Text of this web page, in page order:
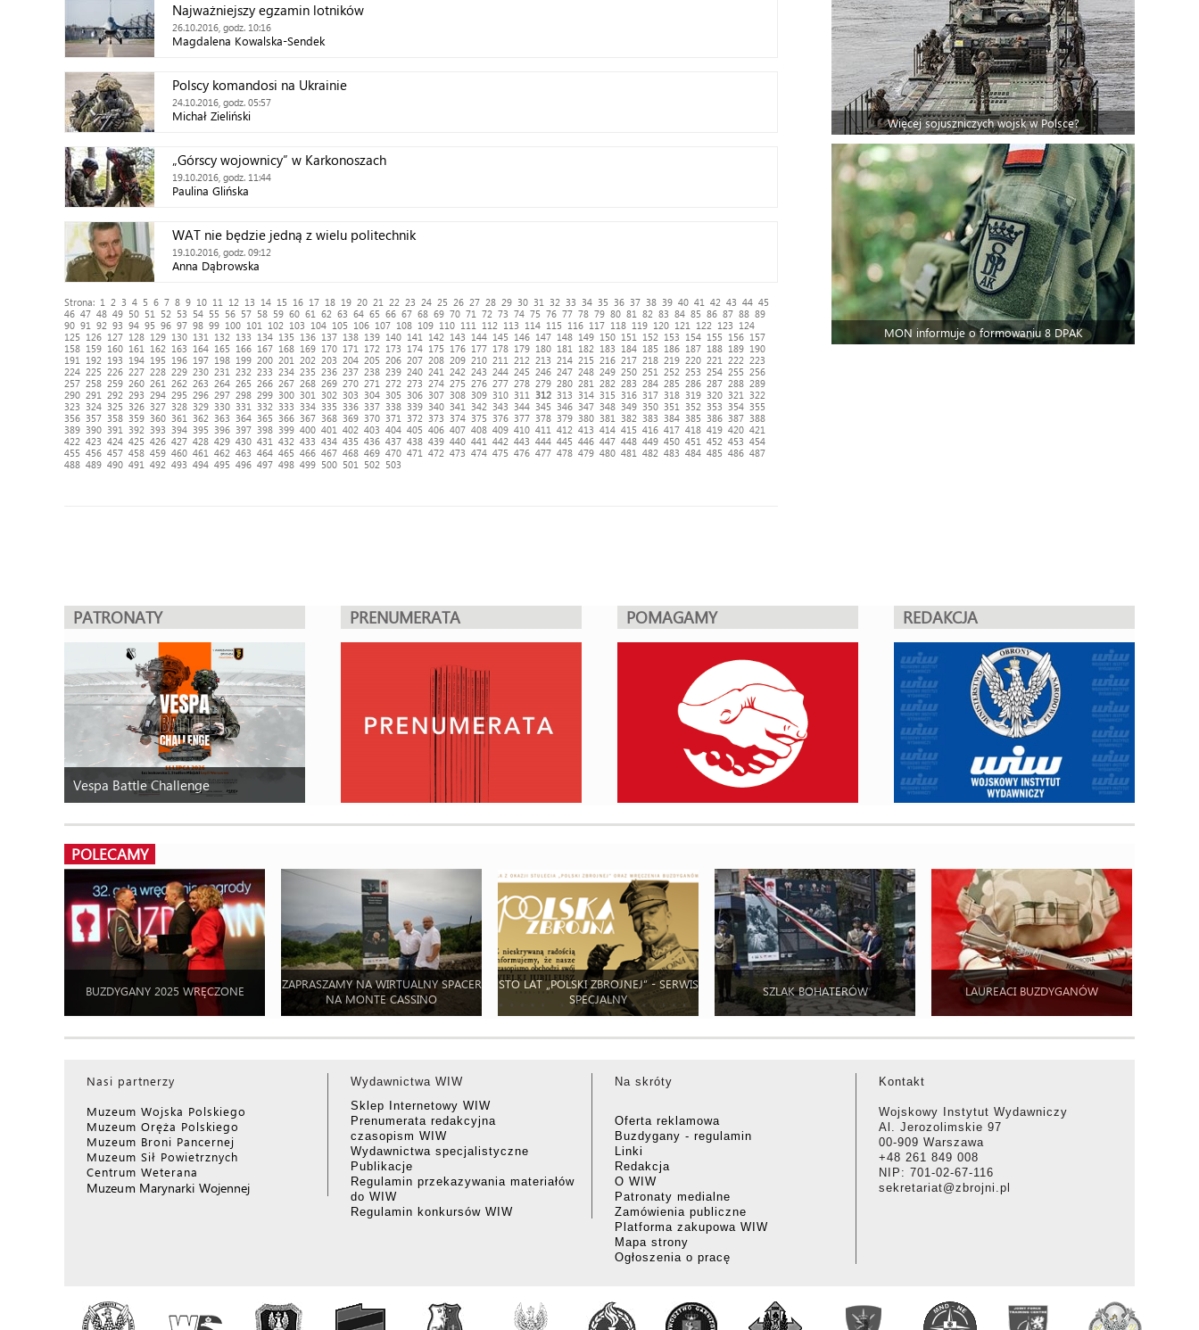
Najważniejszy egzamin lotników
26.10.2016, godz. 10:16
Magdalena Kowalska-Sendek
Polscy komandosi na Ukrainie
24.10.2016, godz. 05:57
Michał Zieliński
„Górscy wojownicy” w Karkonoszach
19.10.2016, godz. 11:44
Paulina Glińska
WAT nie będzie jedną z wielu politechnik
19.10.2016, godz. 09:12
Anna Dąbrowska
Strona: 1 2 3 4 5 6 7 8 9 10 11 12 13 14 15 16 17 18 19 20 21 22 23 24 25 26 27 28 29 30 31 32 33 34 35 36 37 38 39 40 41 42 43 44 45
46 47 48 49 50 51 52 53 54 55 56 57 58 59 60 61 62 63 64 65 66 67 68 69 70 71 72 73 74 75 76 77 78 79 80 81 82 83 84 85 86 87 88 89
90 91 92 93 94 95 96 97 98 99 100 101 102 103 104 105 106 107 108 109 110 111 112 113 114 115 116 117 118 119 120 121 122 123
124
125
126 127 128 129 130 131 132 133 134 135 136 137 138 139 140 141 142 143 144 145 146 147 148 149 150 151 152 153 154 155 156 157
158 159 160 161 162 163 164 165 166 167 168 169 170 171 172 173 174 175 176 177 178 179 180 181 182 183 184 185 186 187 188 189 190
191
192 193 194 195 196 197 198 199 200 201 202 203 204 205 206 207 208 209 210 211 212 213 214 215 216 217 218 219 220 221 222
223
224 225 226 227 228 229 230 231 232 233 234 235 236 237 238 239 240 241 242 243 244 245 246 247 248 249 250 251 252 253 254 255
256
257 258 259 260 261 262 263 264 265 266 267 268 269 270 271 272 273 274 275 276 277 278 279 280 281 282 283 284 285 286 287 288 289
290 291 292 293 294 295 296 297 298 299 300 301 302 303 304 305 306 307 308 309 310 311 312 313 314 315 316 317 318 319 320 321
322
323
324 325 326 327 328 329 330 331 332 333 334 335 336 337 338 339 340 341 342 343 344 345 346 347 348 349 350 351 352 353 354 355
356 357 358 359 360 361 362 363 364 365 366 367 368 369 370 371 372 373 374 375 376 377 378 379 380 381 382 383 384 385 386 387 388
389 390 391 392 393 394 395 396 397 398 399 400 401 402 403 404 405 406 407 408 409 410 411 412 413 414 415 416 417 418 419 420 421
422 423 424 425 426 427 428 429 430 431 432 433 434 435 436 437 438 439 440 441 442 443 444 445 446 447 448 449 450 451 452 453 454
455 456 457 458 459 460 461 462 463 464 465 466 467 468 469 470 471 472 473 474 475 476 477 478 479 480 481 482 483 484 485 486 487
488 489 490 491 492 493 494 495 496 497 498 499 500 501 502 503
Więcej sojuszniczych wojsk w Polsce?
MON informuje o formowaniu 8 DPAK
PATRONATY
Vespa Battle Challenge
PRENUMERATA POMAGAMY REDAKCJA
POLECAMY
BUZDYGANY 2025 WRĘCZONE
ZAPRASZAMY NA WIRTUALNY SPACER
NA MONTE CASSINO
STO LAT „POLSKI ZBROJNEJ” - SERWIS
SPECJALNY
SZLAK BOHATERÓW LAUREACI BUZDYGANÓW
Nasi partnerzy
Muzeum Wojska Polskiego
Muzeum Oręża Polskiego
Muzeum Broni Pancernej
Muzeum Sił Powietrznych
Centrum Weterana
Muzeum Marynarki Wojennej
Wydawnictwa WIW
Sklep Internetowy WIW
Prenumerata redakcyjna
czasopism WIW
Wydawnictwa specjalistyczne
Publikacje
Regulamin przekazywania materiałów
do WIW
Regulamin konkursów WIW
Na skróty
Oferta reklamowa
Buzdygany - regulamin
Linki
Redakcja
O WIW
Patronaty medialne
Zamówienia publiczne
Platforma zakupowa WIW
Mapa strony
Ogłoszenia o pracę
Kontakt
Wojskowy Instytut Wydawniczy
Al. Jerozolimskie 97
00-909 Warszawa
+48 261 849 008
NIP: 701-02-67-116
sekretariat@zbrojni.pl